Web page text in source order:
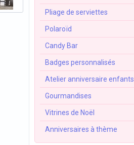
Pliage de serviettes
Polaroïd
Candy Bar
Badges personnalisés
Atelier anniversaire enfants
Gourmandises
Vitrines de Noël
Anniversaires à thème